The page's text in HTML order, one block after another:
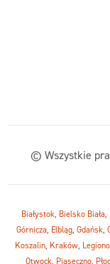
© Wszystkie
Białystok, Bielsko Biała,
Górnicza, Elbląg, Gdańsk,
Koszalin, Kraków,
Otwock, Piaseczno,